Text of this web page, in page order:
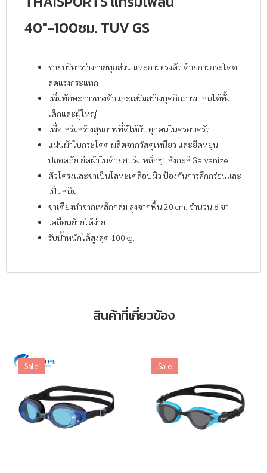
40″-100ซม. TUV GS
ช่วยบริหารร่างกายทุกส่วน และการทรงตัว ด้วยการกระโดด
ลดแรงกระแทก
เพิ่มทักษะการทรงตัวและเสริมสร้างบุคลิกภาพ เล่นได้ทั้ง
เด็กและผู้ใหญ่
เพื่อเสริมสร้างสุขภาพที่ดีให้กับทุกคนในครอบครัว
แผ่นผ้าใบกระโดด ผลิตจากวัสดุเหนียว และยืดหยุ่น
ปลอดภัย ยึดผ้าใบด้วยสปริงเหล็กชุบสังกะสี Galvanize
ตัวโครงและขาเป็นโลหะเคลือบผิว ป้องกันการสึกกร่อนและ
เป็นสนิม
ขาเตียงทำจากเหล็กกลม สูงจากพื้น 20 cm. จำนวน 6 ขา
เคลื่อนย้ายได้ง่าย
รับน้ำหนักได้สูงสุด 100kg.
สินค้าที่เกี่ยวข้อง
Sale Sale